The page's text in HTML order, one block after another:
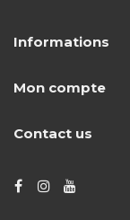
Informations
Mon compte
Contact us